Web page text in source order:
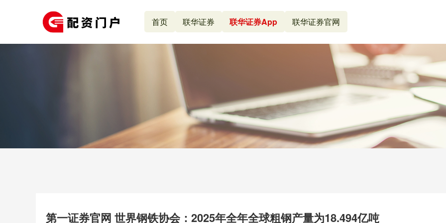
首页 联华证券 联华证券App 联华证券官网
第一证券官网 世界钢铁协会：2025年全年全球粗钢产量为18.494亿吨